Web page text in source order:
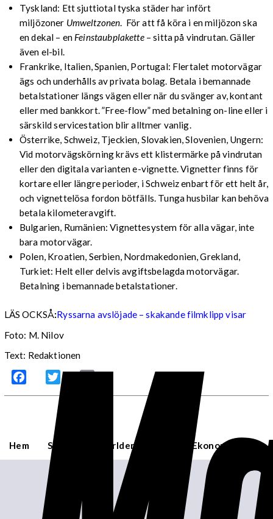
Tyskland: Ett sjuttiotal tyska städer har infört
miljözoner Umweltzonen. För att få köra i en miljözon ska
en dekal – en Feinstaubplakette– sitta på vindrutan. Gäller
även el-bil.
Frankrike, Italien, Spanien, Portugal: Flertalet motorvägar
ägs och underhålls av privata bolag. Betala i bemannade
betalstationer längs vägen eller när du svänger av, kontant
eller med bankkort. ”Free-flow” med betalning on-line eller i
särskild servicestation blir alltmer vanlig.
Österrike, Schweiz, Tjeckien, Slovakien, Slovenien, Ungern:
Vid motorvägskörning krävs ett klistermärke på vindrutan
eller den digitala varianten e-vignette. Vignetter finns för
kortare eller längre perioder, i Schweiz enbart för ett helt år,
och vignettelösa fordon bötfälls. Tunga husbilar kan behöva
betala kilometeravgift.
Bulgarien, Rumänien: Vignettesystem för alla vägar, inte
bara motorvägar.
Polen, Kroatien, Serbien, Nordmakedonien, Grekland,
Turkiet: Helt eller delvis avgiftsbelagda motorvägar.
Betalning i bemannade betalstationer.
LÄS OCKSÅ:Ryssarna avslöjade – skakande filmklipp visar
Foto: M. Nilov
Text: Redaktionen
FacebookTwitter
Hem Sverige Världen Ekonomi Om